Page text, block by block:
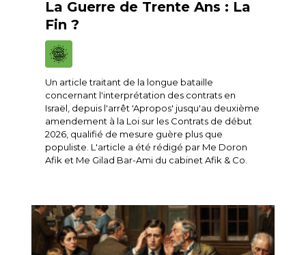
La Guerre de Trente Ans : La
Fin ?
Un article traitant de la longue bataille
concernant l'interprétation des contrats en
Israël, depuis l'arrêt 'Apropos' jusqu'au deuxième
amendement à la Loi sur les Contrats de début
2026, qualifié de mesure guère plus que
populiste. L'article a été rédigé par Me Doron
Afik et Me Gilad Bar-Ami du cabinet Afik & Co.